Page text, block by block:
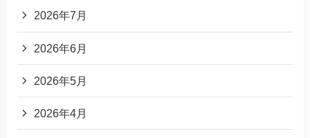
2026年7月
2026年6月
2026年5月
2026年4月